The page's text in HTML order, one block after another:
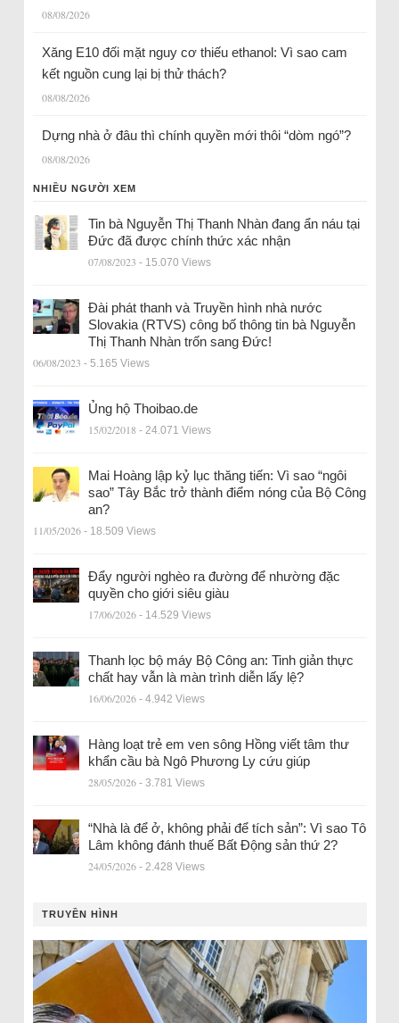
08/08/2026
Xăng E10 đối mặt nguy cơ thiếu ethanol: Vì sao cam
kết nguồn cung lại bị thử thách?
08/08/2026
Dựng nhà ở đâu thì chính quyền mới thôi “dòm ngó”?
08/08/2026
NHIỀU NGƯỜI XEM
Tin bà Nguyễn Thị Thanh Nhàn đang ẩn náu tại
Đức đã được chính thức xác nhận
07/08/2023 - 15.070 Views
Đài phát thanh và Truyền hình nhà nước
Slovakia (RTVS) công bố thông tin bà Nguyễn
Thị Thanh Nhàn trốn sang Đức!
06/08/2023 - 5.165 Views
Ủng hộ Thoibao.de
15/02/2018 - 24.071 Views
Mai Hoàng lập kỷ lục thăng tiến: Vì sao “ngôi
sao” Tây Bắc trở thành điểm nóng của Bộ Công
an?
11/05/2026 - 18.509 Views
Đẩy người nghèo ra đường để nhường đặc
quyền cho giới siêu giàu
17/06/2026 - 14.529 Views
Thanh lọc bộ máy Bộ Công an: Tinh giản thực
chất hay vẫn là màn trình diễn lấy lệ?
16/06/2026 - 4.942 Views
Hàng loạt trẻ em ven sông Hồng viết tâm thư
khẩn cầu bà Ngô Phương Ly cứu giúp
28/05/2026 - 3.781 Views
“Nhà là để ở, không phải để tích sản”: Vì sao Tô
Lâm không đánh thuế Bất Động sản thứ 2?
24/05/2026 - 2.428 Views
TRUYỀN HÌNH